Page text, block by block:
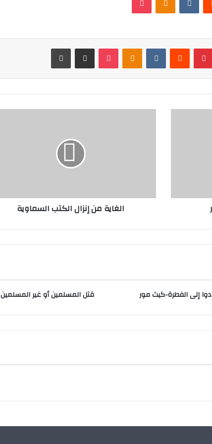
بينتيريست بوكيت
الغاية من إنزال الكتب السماوية
إلى الفطرة-كيث مور قتل المسلمين أو غير المسلمين